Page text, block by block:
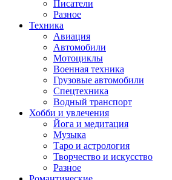
Писатели
Разное
Техника
Авиация
Автомобили
Мотоциклы
Военная техника
Грузовые автомобили
Спецтехника
Водный транспорт
Хобби и увлечения
Йога и медитация
Музыка
Таро и астрология
Творчество и искусство
Разное